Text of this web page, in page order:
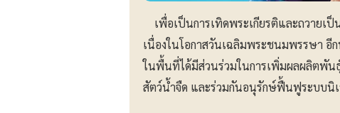
เพื่อเป็นการเทิดพระเกียรติและถวายเ
เนื่องในโอกาสวันเฉลิมพระชนมพรรษา อี
ในพื้นที่ได้มีส่วนร่วมในการเพิ่มผลผลิตพัน
สัตว์น้ำจืด และร่วมกันอนุรักษ์ฟื้นฟูระบบนิ